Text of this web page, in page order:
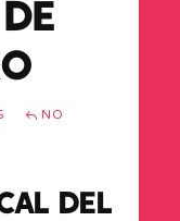
NO
DEL